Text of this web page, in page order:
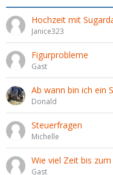
Hochzeit mit
Janice323
Figurprobleme
Gast
Ab wann bin ich ein
Donald
Steuerfragen
Michelle
Wie viel Zeit bis
Gast